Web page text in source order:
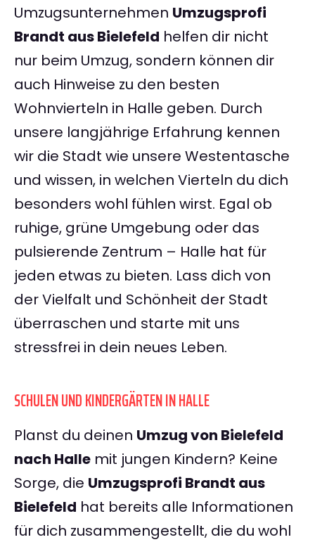
Umzugsunternehmen Umzugsprofi
Brandt aus Bielefeld helfen dir nicht
nur beim Umzug, sondern können dir
auch Hinweise zu den besten
Wohnvierteln in Halle geben. Durch
unsere langjährige Erfahrung kennen
wir die Stadt wie unsere Westentasche
und wissen, in welchen Vierteln du dich
besonders wohl fühlen wirst. Egal ob
ruhige, grüne Umgebung oder das
pulsierende Zentrum – Halle hat für
jeden etwas zu bieten. Lass dich von
der Vielfalt und Schönheit der Stadt
überraschen und starte mit uns
stressfrei in dein neues Leben.
SCHULEN UND KINDERGÄRTEN IN HALLE
Planst du deinen Umzug von Bielefeld
nach Halle mit jungen Kindern? Keine
Sorge, die Umzugsprofi Brandt aus
Bielefeld hat bereits alle Informationen
für dich zusammengestellt, die du wohl